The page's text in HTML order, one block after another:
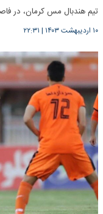
تیم هندبال مس کرمان، در فاصله ۳ هفته به پایان مسابقات لیگ برتر،
۱۰ اردیبهشت ۱۴۰۳ | ۲۲:۳۱